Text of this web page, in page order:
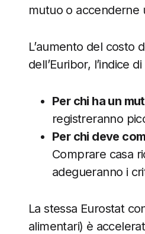
mutuo o accenderne
L’aumento del costo
dell’Euribor, l’indice
Per chi ha un
registreranno
Per chi deve
Comprare casa
adegueranno i
La stessa Eurostat
alimentari) è